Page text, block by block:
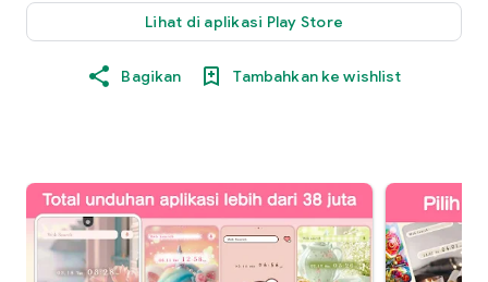
Lihat di aplikasi Play Store
Bagikan Tambahkan ke wishlist